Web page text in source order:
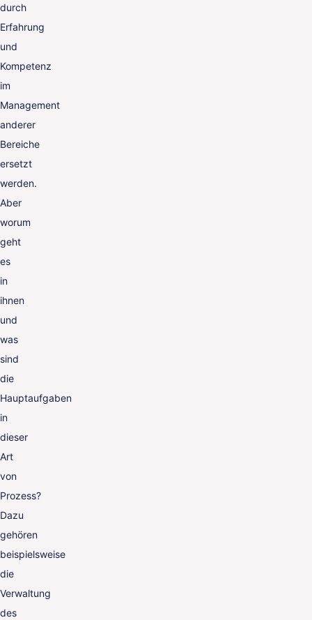
durch
Erfahrung
und
Kompetenz
im
Management
anderer
Bereiche
ersetzt
werden.
Aber
worum
geht
es
in
ihnen
und
was
sind
die
Hauptaufgaben
in
dieser
Art
von
Prozess?
Dazu
gehören
beispielsweise
die
Verwaltung
des